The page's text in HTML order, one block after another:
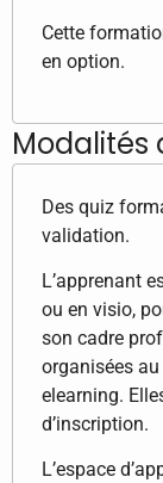
Cette
en option.
Modalités
Des quiz
validation.
L’apprenant
ou en visio,
son cadre
organisées
elearning.
d’inscription.
L’espace